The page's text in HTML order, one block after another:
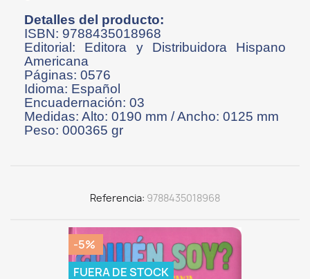
Detalles del producto:
ISBN: 9788435018968
Editorial: Editora y Distribuidora Hispano
Americana
Páginas: 0576
Idioma: Español
Encuadernación: 03
Medidas: Alto: 0190 mm / Ancho: 0125 mm
Peso: 000365 gr
Referencia 9788435018968
-5%
FUERA DE STOCK